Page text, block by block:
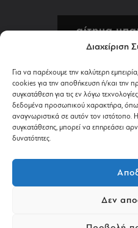
Διαχείριση
Για να παρέχουμε την καλύτερη
cookies για την αποθήκευση ή/και την
συγκατάθεση για τις εν λόγω
δεδομένα προσωπικού χαρακτήρα,
αναγνωριστικά σε αυτόν τον
συγκατάθεσης, μπορεί να επηρεάσει
δυνατότητες.
Δεν
αίτημα
αποστολή
όροι
©2024